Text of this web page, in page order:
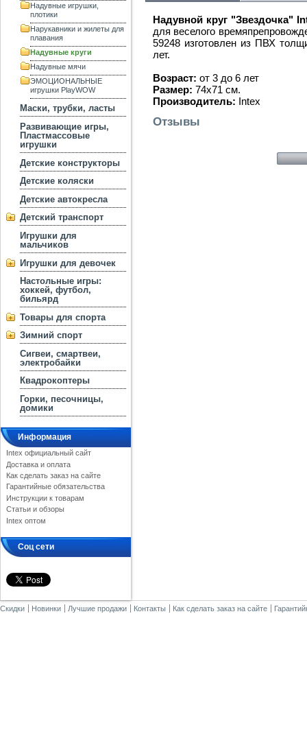
Надувные игрушки,
плотики
Нарукавники и жилеты для
плавания
Надувные круги
Надувные мячи
ЭМОЦИОНАЛЬНЫЕ
игрушки PlayWOW
Маски, трубки, ласты
Развивающие игры,
Пластмассовые
игрушки
Детские конструкторы
Детские коляски
Детские автокресла
Детский транспорт
Игрушки для
мальчиков
Игрушки для девочек
Настольные игры:
хоккей, футбол,
бильярд
Товары для спорта
Зимний спорт
Сигвеи, смартвеи,
электробайки
Квадрокоптеры
Горки, песочницы,
домики
Информация
Intex официальный сайт
Доставка и оплата
Как сделать заказ на сайте
Гарантийные обязательства
Инструкции к товарам
Статьи и обзоры
Intex оптом
Соц сети
Надувной круг "Звездочка"
для веселого
59248 изготовлен из ПВХ
лет.
Возраст: от 3 до 6 лет
Размер: 74х71 см.
Производитель: Intex
Отзывы
Скидки Новинки Лучшие продажи Контакты Как сделать заказ на сайте